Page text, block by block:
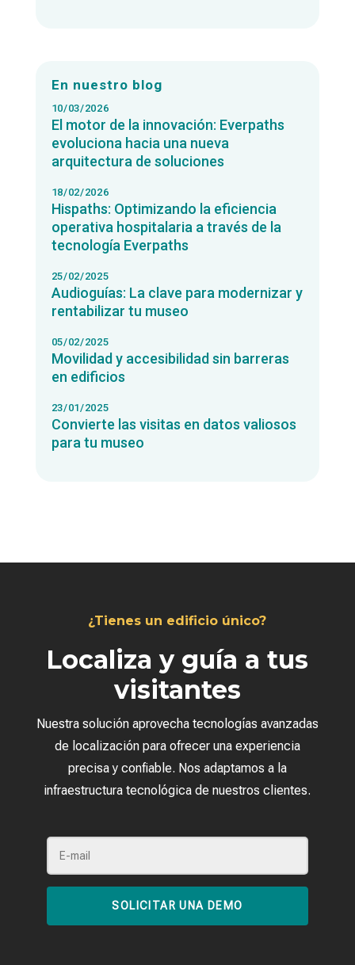
En nuestro blog
El motor de la innovación: Everpaths
evoluciona hacia una nueva
arquitectura de soluciones
10/03/2026
Hispaths: Optimizando la eficiencia
operativa hospitalaria a través de la
tecnología Everpaths
18/02/2026
Audioguías: La clave para modernizar y
rentabilizar tu museo
25/02/2025
Movilidad y accesibilidad sin barreras
en edificios
05/02/2025
Convierte las visitas en datos valiosos
para tu museo
23/01/2025
¿Tienes un edificio único?
Localiza y guía a tus
visitantes
Nuestra solución aprovecha tecnologías avanzadas
de localización para ofrecer una experiencia
precisa y confiable. Nos adaptamos a la
infraestructura tecnológica de nuestros clientes.
SOLICITAR UNA DEMO